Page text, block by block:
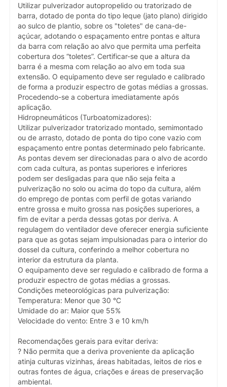
Utilizar pulverizador autopropelido ou tratorizado de
barra, dotado de ponta do tipo leque (jato plano) dirigido
ao sulco de plantio, sobre os "toletes" de cana-de-
açúcar, adotando o espaçamento entre pontas e altura
da barra com relação ao alvo que permita uma perfeita
cobertura dos “toletes”. Certificar-se que a altura da
barra é a mesma com relação ao alvo em toda sua
extensão. O equipamento deve ser regulado e calibrado
de forma a produzir espectro de gotas médias a grossas.
Procedendo-se a cobertura imediatamente após
aplicação.
Hidropneumáticos (Turboatomizadores):
Utilizar pulverizador tratorizado montado, semimontado
ou de arrasto, dotado de ponta do tipo cone vazio com
espaçamento entre pontas determinado pelo fabricante.
As pontas devem ser direcionadas para o alvo de acordo
com cada cultura, as pontas superiores e inferiores
podem ser desligadas para que não seja feita a
pulverização no solo ou acima do topo da cultura, além
do emprego de pontas com perfil de gotas variando
entre grossa e muito grossa nas posições superiores, a
fim de evitar a perda dessas gotas por deriva. A
regulagem do ventilador deve oferecer energia suficiente
para que as gotas sejam impulsionadas para o interior do
dossel da cultura, conferindo a melhor cobertura no
interior da estrutura da planta.
O equipamento deve ser regulado e calibrado de forma a
produzir espectro de gotas médias a grossas.
Condições meteorológicas para pulverização:
Temperatura: Menor que 30 °C
Umidade do ar: Maior que 55%
Velocidade do vento: Entre 3 e 10 km/h
Recomendações gerais para evitar deriva:
? Não permita que a deriva proveniente da aplicação
atinja culturas vizinhas, áreas habitadas, leitos de rios e
outras fontes de água, criações e áreas de preservação
ambiental.